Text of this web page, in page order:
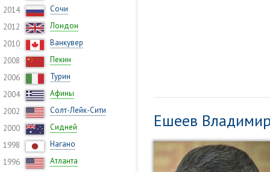
2014
Сочи
2012
Лондон
2010
Ванкувер
2008
Пекин
2006
Турин
2004
Афины
2002
Солт-Лейк-Сити
2000
Сидней
1998
Нагано
1996
Атланта
Ешеев